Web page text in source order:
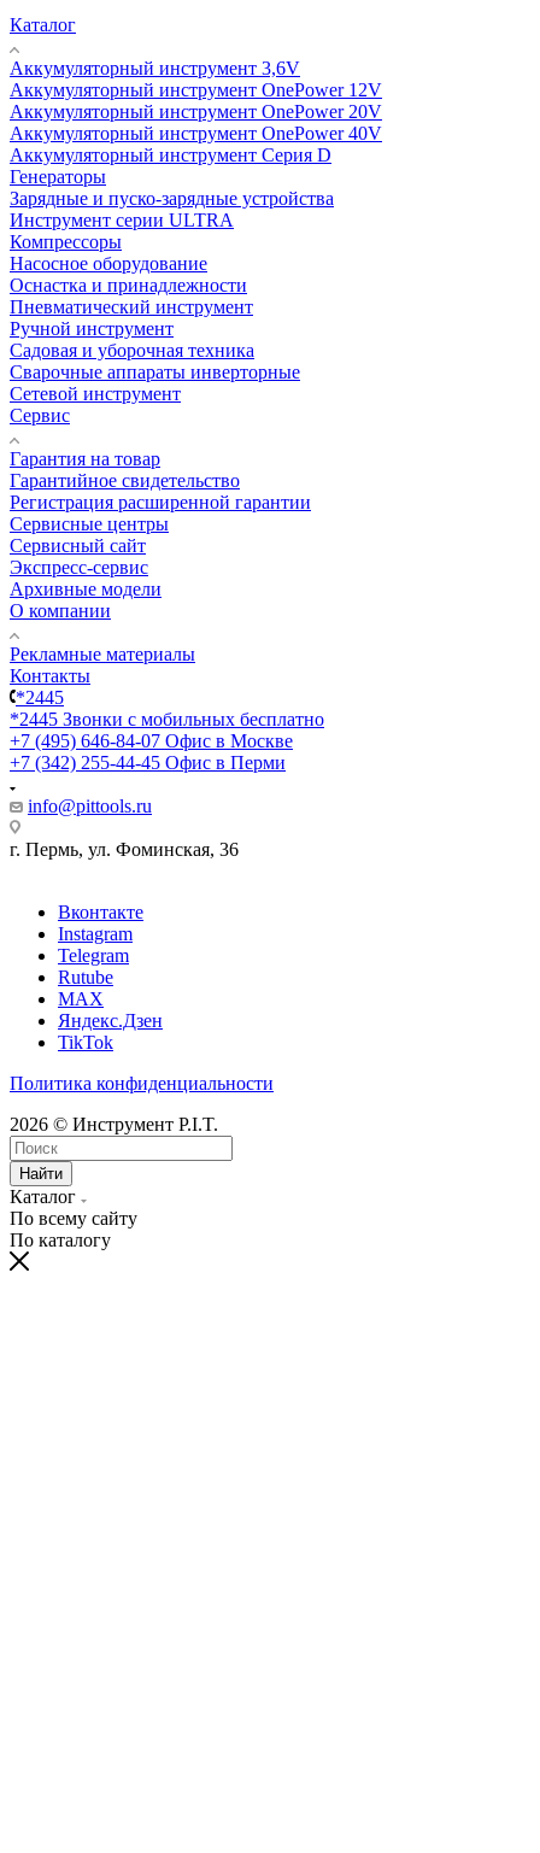
Каталог
Аккумуляторный инструмент 3,6V
Аккумуляторный инструмент OnePower 12V
Аккумуляторный инструмент OnePower 20V
Аккумуляторный инструмент OnePower 40V
Аккумуляторный инструмент Серия D
Генераторы
Зарядные и пуско-зарядные устройства
Инструмент серии ULTRA
Компрессоры
Насосное оборудование
Оснастка и принадлежности
Пневматический инструмент
Ручной инструмент
Садовая и уборочная техника
Сварочные аппараты инверторные
Сетевой инструмент
Сервис
Гарантия на товар
Гарантийное свидетельство
Регистрация расширенной гарантии
Сервисные центры
Сервисный сайт
Экспресс-сервис
Архивные модели
О компании
Рекламные материалы
Контакты
*2445
*2445 Звонки с мобильных бесплатно
+7 (495) 646-84-07 Офис в Москве
+7 (342) 255-44-45 Офис в Перми
info@pittools.ru
г. Пермь, ул. Фоминская, 36
Вконтакте
Instagram
Telegram
Rutube
MAX
Яндекс.Дзен
TikTok
Политика конфиденциальности
2026 © Инструмент P.I.T.
Найти
Каталог
По всему сайту
По каталогу